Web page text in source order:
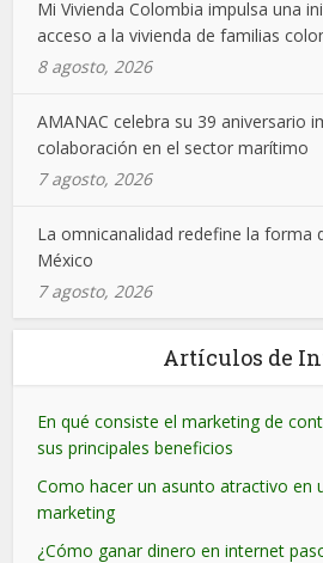
Mi Vivienda Colombia impulsa una
acceso a la vivienda de familias
8 agosto, 2026
AMANAC celebra su 39 aniversario
colaboración en el sector marítimo
7 agosto, 2026
La omnicanalidad redefine la forma
México
7 agosto, 2026
Artículos de
En qué consiste el marketing de
sus principales beneficios
Como hacer un asunto atractivo en
marketing
¿Cómo ganar dinero en internet